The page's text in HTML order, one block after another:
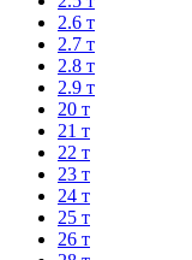
2.6 т
2.7 т
2.8 т
2.9 т
20 т
21 т
22 т
23 т
24 т
25 т
26 т